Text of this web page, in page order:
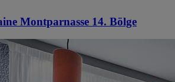
Montparnasse 14. Bölge